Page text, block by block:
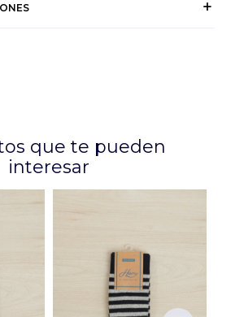
que te pueden
interesar